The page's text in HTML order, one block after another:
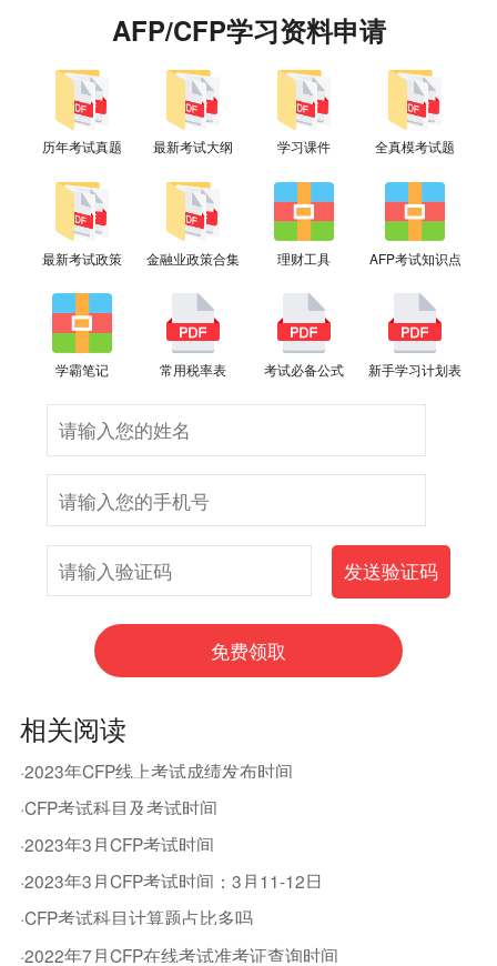
AFP/CFP学习资料申请
历年考试真题 最新考试大纲 学习课件 全真模考试题
最新考试政策 金融业政策合集 理财工具 AFP考试知识点
学霸笔记 常用税率表 考试必备公式 新手学习计划表
相关阅读
·2023年CFP线上考试成绩发布时间
·CFP考试科目及考试时间
·2023年3月CFP考试时间
·2023年3月CFP考试时间：3月11-12日
·CFP考试科目计算题占比多吗
·2022年7月CFP在线考试准考证查询时间